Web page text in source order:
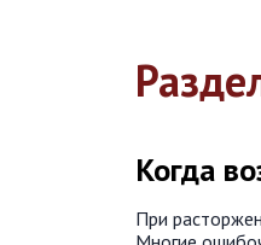
Когда
При